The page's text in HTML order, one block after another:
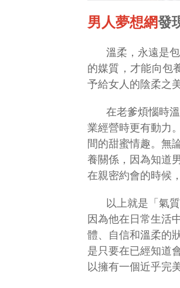
男人夢想網發
溫柔，永遠是
的媒質，才能向包
予給女人的陰柔之
在老爹煩惱時
業經營時更有動力
間的甜蜜情趣。無
養關係，因為知道
在親密約會的時候
以上就是「氣
因為他在日常生活
體、自信和溫柔的
是只要在已經知道
以擁有一個近乎完